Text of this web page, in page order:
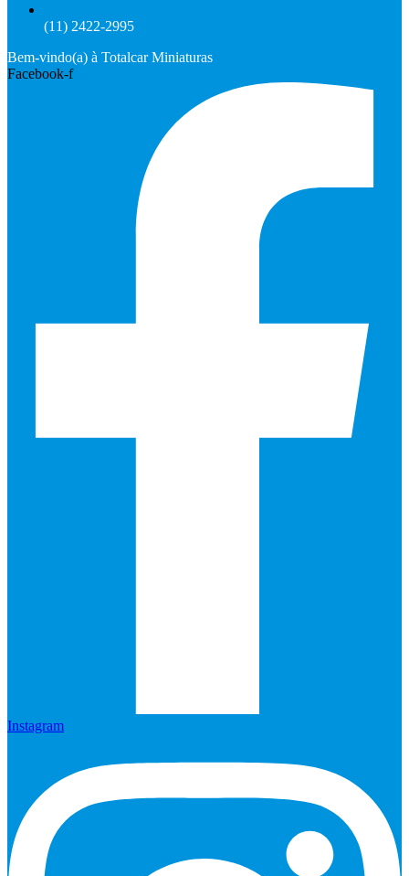
(11) 2422-2995
Bem-vindo(a) à Totalcar Miniaturas
Facebook-f
Instagram